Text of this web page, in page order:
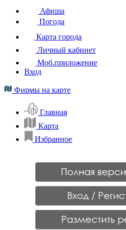
Афиша
Погода
Карта города
Личный кабинет
Моб.приложение
Вход
Фирмы на карте
Главная
Карта
Избранное